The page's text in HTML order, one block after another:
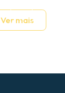
Ver mais